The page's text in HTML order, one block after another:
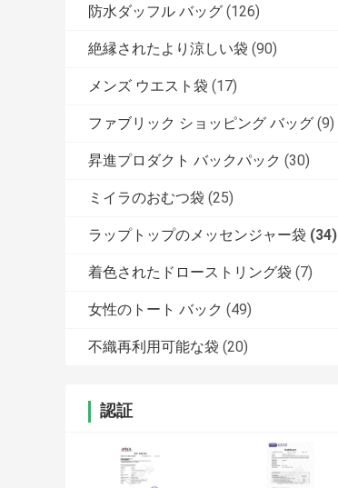
防水ダッフル バッグ (126)
絶縁されたより涼しい袋 (90)
メンズ ウエスト袋 (17)
ファブリック ショッピング バッグ (9)
昇進プロダクト バックパック (30)
ミイラのおむつ袋 (25)
ラップトップのメッセンジャー袋 (34)
着色されたドローストリング袋 (7)
女性のトート バック (49)
不織再利用可能な袋 (20)
認証